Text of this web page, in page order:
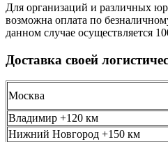
Для организаций и различных
возможна оплата по
данном случае осуществляется
Доставка своей
Москва
Владимир +120 км
Нижний Новгород +150 км